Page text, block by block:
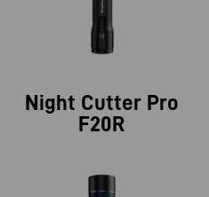
Night Cutter Pro
F20R